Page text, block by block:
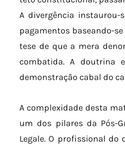
A divergência
pagamentos baseando-
tese de que a mera
combatida. A doutrina
demonstração cabal do
A complexidade desta
um dos pilares da Pós-
Legale. O profissional